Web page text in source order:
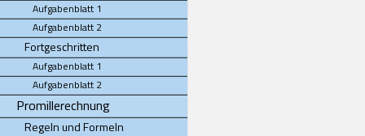
Aufgabenblatt 1
Aufgabenblatt 2
Fortgeschritten
Aufgabenblatt 1
Aufgabenblatt 2
Promillerechnung
Regeln und Formeln